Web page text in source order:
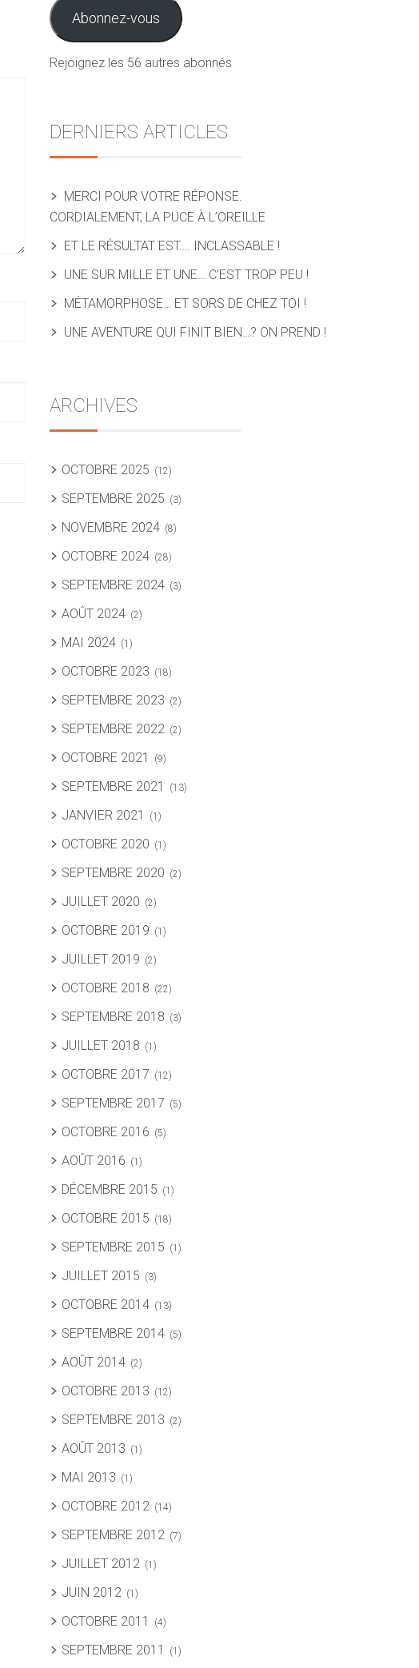
mail
Abonnez-vous
Rejoignez les 56 autres abonnés
DERNIERS ARTICLES
MERCI POUR VOTRE RÉPONSE.
CORDIALEMENT, LA PUCE À L’OREILLE
ET LE RÉSULTAT EST…. INCLASSABLE !
UNE SUR MILLE ET UNE… C’EST TROP PEU !
MÉTAMORPHOSE… ET SORS DE CHEZ TOI !
UNE AVENTURE QUI FINIT BIEN…? ON PREND !
ARCHIVES
OCTOBRE 2025 (12)
SEPTEMBRE 2025 (3)
NOVEMBRE 2024 (8)
OCTOBRE 2024 (28)
SEPTEMBRE 2024 (3)
AOÛT 2024 (2)
MAI 2024 (1)
OCTOBRE 2023 (18)
SEPTEMBRE 2023 (2)
SEPTEMBRE 2022 (2)
OCTOBRE 2021 (9)
SEPTEMBRE 2021 (13)
JANVIER 2021 (1)
OCTOBRE 2020 (1)
SEPTEMBRE 2020 (2)
JUILLET 2020 (2)
OCTOBRE 2019 (1)
JUILLET 2019 (2)
OCTOBRE 2018 (22)
SEPTEMBRE 2018 (3)
JUILLET 2018 (1)
OCTOBRE 2017 (12)
SEPTEMBRE 2017 (5)
OCTOBRE 2016 (5)
AOÛT 2016 (1)
DÉCEMBRE 2015 (1)
OCTOBRE 2015 (18)
SEPTEMBRE 2015 (1)
JUILLET 2015 (3)
OCTOBRE 2014 (13)
SEPTEMBRE 2014 (5)
AOÛT 2014 (2)
OCTOBRE 2013 (12)
SEPTEMBRE 2013 (2)
AOÛT 2013 (1)
MAI 2013 (1)
OCTOBRE 2012 (14)
SEPTEMBRE 2012 (7)
JUILLET 2012 (1)
JUIN 2012 (1)
OCTOBRE 2011 (4)
SEPTEMBRE 2011 (1)